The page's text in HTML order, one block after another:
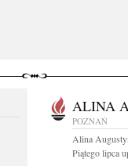
ALINA
POZNAŃ
Alina
Piątego lipca